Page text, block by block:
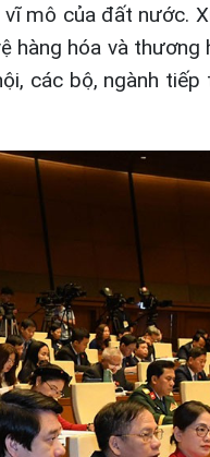
mô của đất nước.
hóa và
các bộ, ngành